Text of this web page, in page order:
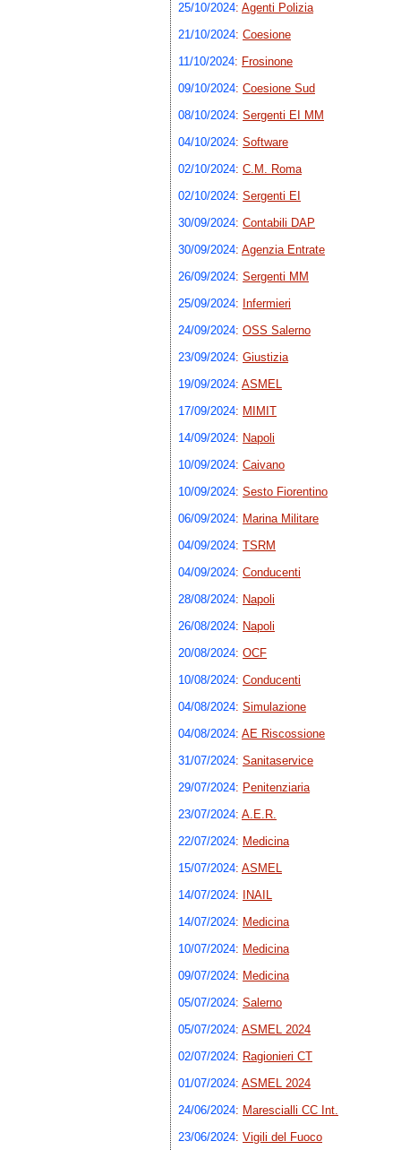
25/10/2024: Agenti Polizia
21/10/2024: Coesione
11/10/2024: Frosinone
09/10/2024: Coesione Sud
08/10/2024: Sergenti EI MM
04/10/2024: Software
02/10/2024: C.M. Roma
02/10/2024: Sergenti EI
30/09/2024: Contabili DAP
30/09/2024: Agenzia Entrate
26/09/2024: Sergenti MM
25/09/2024: Infermieri
24/09/2024: OSS Salerno
23/09/2024: Giustizia
19/09/2024: ASMEL
17/09/2024: MIMIT
14/09/2024: Napoli
10/09/2024: Caivano
10/09/2024: Sesto Fiorentino
06/09/2024: Marina Militare
04/09/2024: TSRM
04/09/2024: Conducenti
28/08/2024: Napoli
26/08/2024: Napoli
20/08/2024: OCF
10/08/2024: Conducenti
04/08/2024: Simulazione
04/08/2024: AE Riscossione
31/07/2024: Sanitaservice
29/07/2024: Penitenziaria
23/07/2024: A.E.R.
22/07/2024: Medicina
15/07/2024: ASMEL
14/07/2024:
INAIL
14/07/2024: Medicina
10/07/2024: Medicina
09/07/2024: Medicina
05/07/2024: Salerno
05/07/2024: ASMEL 2024
02/07/2024: Ragionieri CT
01/07/2024: ASMEL 2024
24/06/2024: Marescialli CC Int.
23/06/2024: Vigili del Fuoco